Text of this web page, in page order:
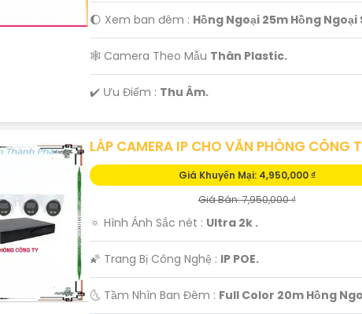
🌔 Xem ban đêm : Hồng Ngoại 25m Hồng Ngoại
🕸️ Camera Theo Mẫu Thân Plastic.
️✔️ Ưu Điểm : Thu Âm.
LẮP CAMERA IP CHO VĂN PHÒNG CÔNG
Giá Khuyến Mại: 4,950,000 ₫
Giá Bán: 7,950,000 ₫
🔅 Hình Ảnh Sắc nét : Ultra 2k .
🌠 Trang Bị Công Nghệ : IP POE.
🌜 Tầm Nhìn Ban Đêm : Full Color 20m Hồng